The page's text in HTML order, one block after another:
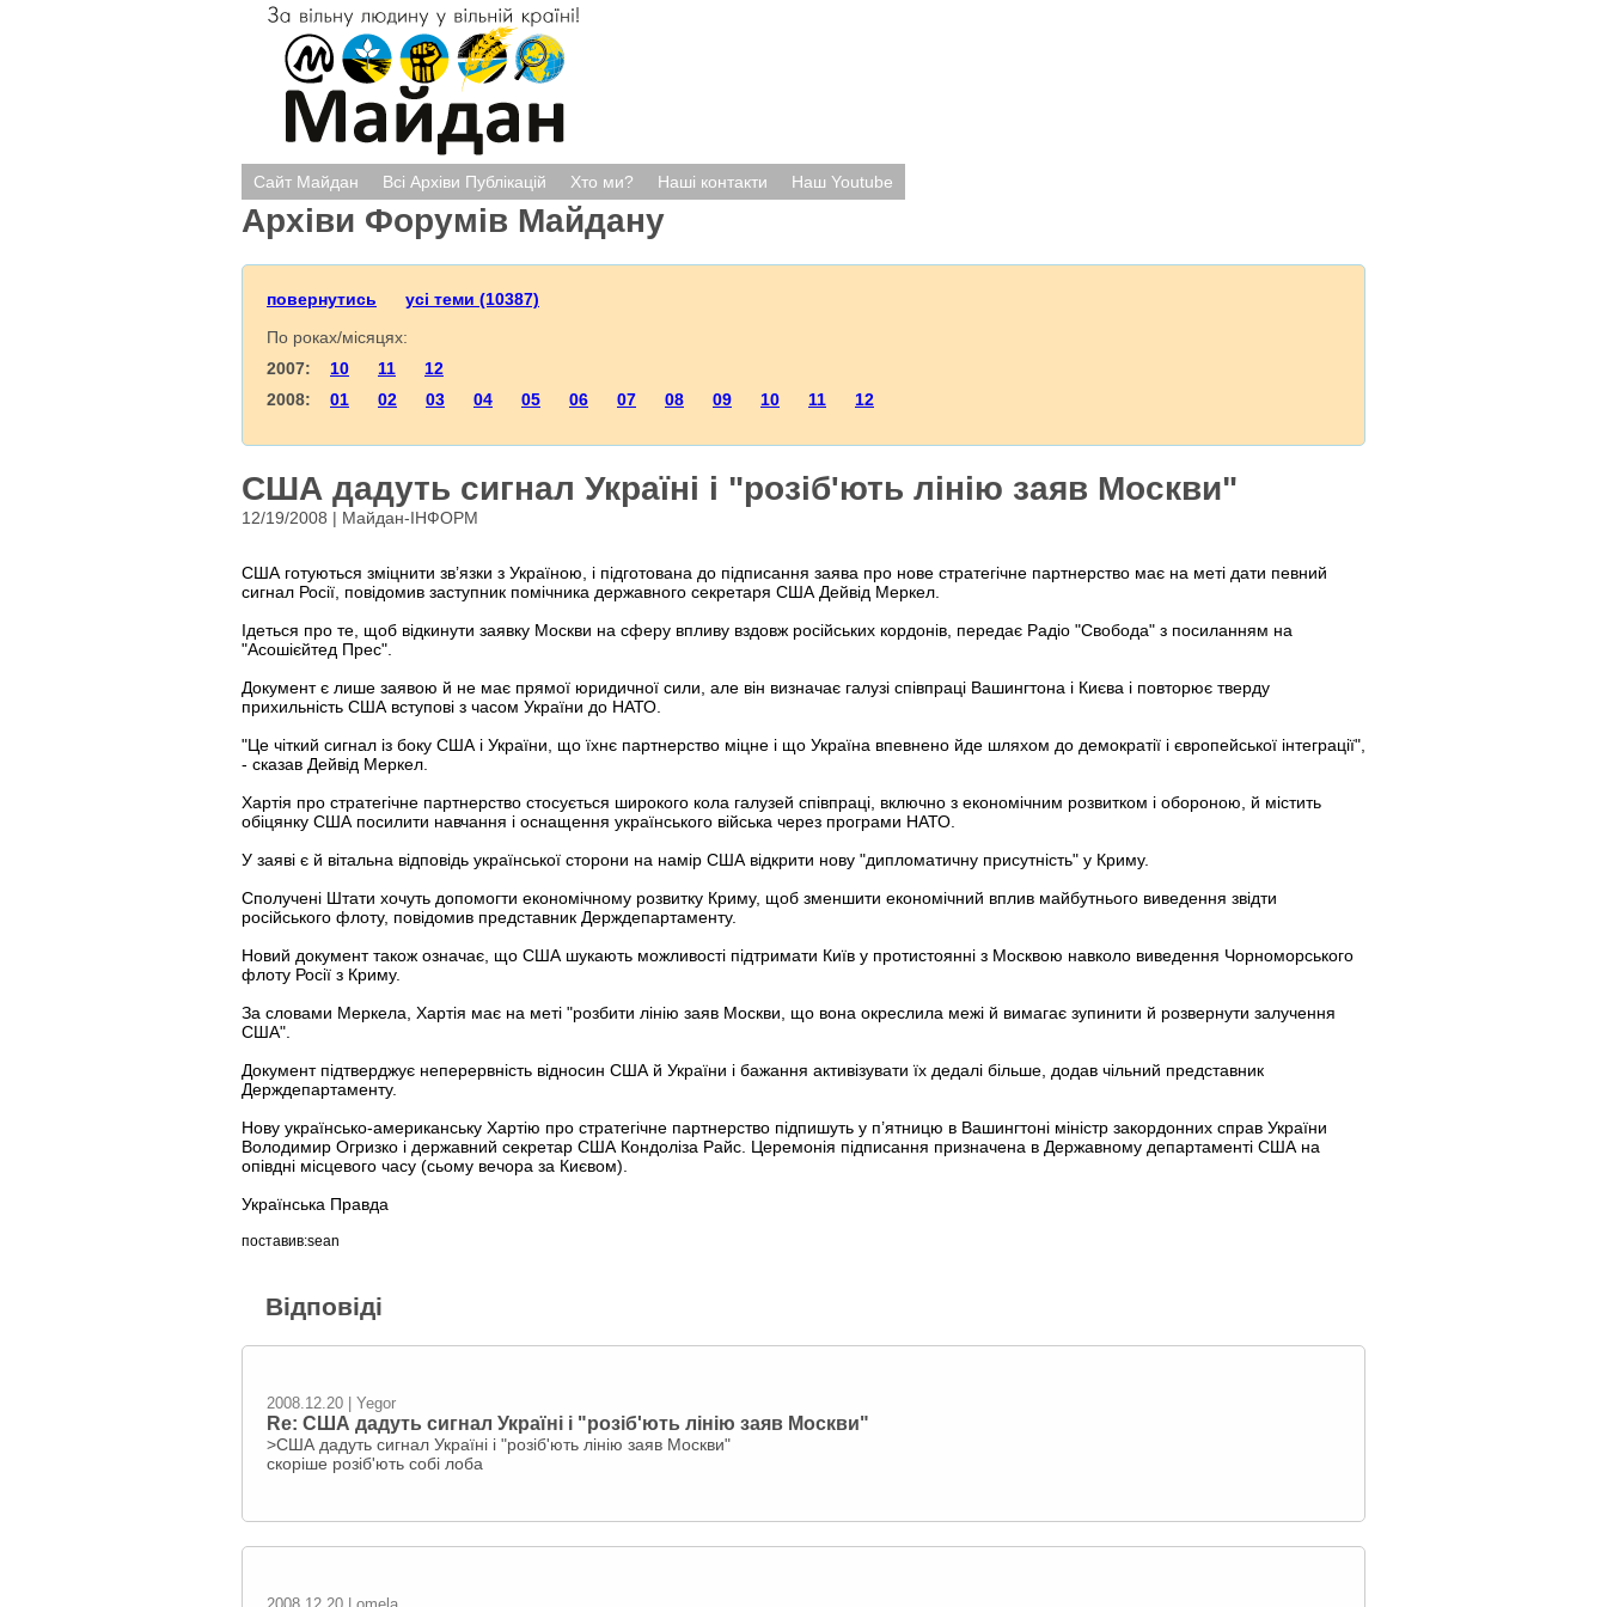
Сайт Майдан Всі Архіви Публікацій Хто ми? Наші контакти Наш Youtube
Архіви Форумів Майдану
повернутись
усі теми (10387)
По роках/місяцях:
2007: 10 11
12
2008: 01 02 03 04 05 06 07 08 09 10 11 12
США дадуть сигнал Україні і "розіб'ють лінію заяв Москви"
12/19/2008 | Майдан-ІНФОРМ
США готуються зміцнити зв’язки з Україною, і підготована до підписання заява про нове стратегічне партнерство має на меті дати певний
сигнал Росії, повідомив заступник помічника державного секретаря США Дейвід Меркел.
Ідеться про те, щоб відкинути заявку Москви на сферу впливу вздовж російських кордонів, передає Радіо "Свобода" з посиланням на
"Асошієйтед Прес".
Документ є лише заявою й не має прямої юридичної сили, але він визначає галузі співпраці Вашингтона і Києва і повторює тверду
прихильність США вступові з часом України до НАТО.
"Це чіткий сигнал із боку США і України, що їхнє партнерство міцне і що Україна впевнено йде шляхом до демократії і європейської інтеграції",
- сказав Дейвід Меркел.
Хартія про стратегічне партнерство стосується широкого кола галузей співпраці, включно з економічним розвитком і обороною, й містить
обіцянку США посилити навчання і оснащення українського війська через програми НАТО.
У заяві є й вітальна відповідь української сторони на намір США відкрити нову "дипломатичну присутність" у Криму.
Сполучені Штати хочуть допомогти економічному розвитку Криму, щоб зменшити економічний вплив майбутнього виведення звідти
російського флоту, повідомив представник Держдепартаменту.
Новий документ також означає, що США шукають можливості підтримати Київ у протистоянні з Москвою навколо виведення Чорноморського
флоту Росії з Криму.
За словами Меркела, Хартія має на меті "розбити лінію заяв Москви, що вона окреслила межі й вимагає зупинити й розвернути залучення
США".
Документ підтверджує неперервність відносин США й України і бажання активізувати їх дедалі більше, додав чільний представник
Держдепартаменту.
Нову українсько-американську Хартію про стратегічне партнерство підпишуть у п’ятницю в Вашингтоні міністр закордонних справ України
Володимир Огризко і державний секретар США Кондоліза Райс. Церемонія підписання призначена в Державному департаменті США на
опівдні місцевого часу (сьому вечора за Києвом).
Українська Правда
поставив:sean
Відповіді
2008.12.20 | Yegor
Re: США дадуть сигнал Україні і "розіб'ють лінію заяв Москви"
>США дадуть сигнал Україні і "розіб'ють лінію заяв Москви"
скоріше розіб'ють собі лоба